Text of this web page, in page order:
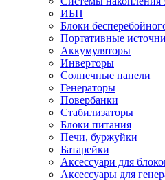
ИБП
Блоки
Портативные
Аккумуляторы
Инверторы
Солнечные панели
Генераторы
Повербанки
Стабилизаторы
Блоки питания
Печи, буржуйки
Батарейки
Аксессуари для
Аксессуары для